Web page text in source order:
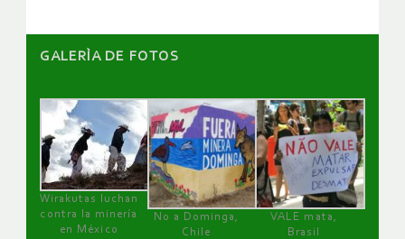
GALERÌA DE FOTOS
Wirakutas luchan
contra la minería
en México
No a Dominga,
Chile
VALE mata,
Brasil